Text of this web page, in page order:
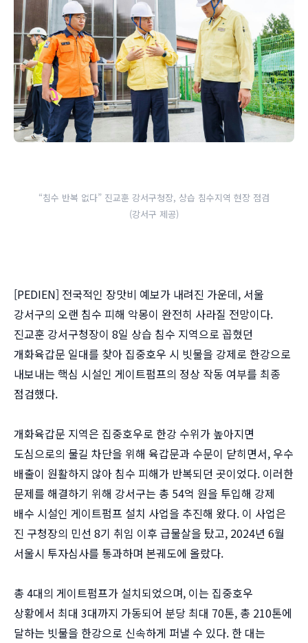
“침수 반복 없다” 진교훈 강서구청장, 상습 침수지역 현장 점검
(강서구 제공)
[PEDIEN] 전국적인 장맛비 예보가 내려진 가운데, 서울
강서구의 오랜 침수 피해 악몽이 완전히 사라질 전망이다.
진교훈 강서구청장이 8일 상습 침수 지역으로 꼽혔던
개화육갑문 일대를 찾아 집중호우 시 빗물을 강제로 한강으로
내보내는 핵심 시설인 게이트펌프의 정상 작동 여부를 최종
점검했다.
개화육갑문 지역은 집중호우로 한강 수위가 높아지면
도심으로의 물길 차단을 위해 육갑문과 수문이 닫히면서, 우수
배출이 원활하지 않아 침수 피해가 반복되던 곳이었다. 이러한
문제를 해결하기 위해 강서구는 총 54억 원을 투입해 강제
배수 시설인 게이트펌프 설치 사업을 추진해 왔다. 이 사업은
진 구청장의 민선 8기 취임 이후 급물살을 탔고, 2024년 6월
서울시 투자심사를 통과하며 본궤도에 올랐다.
총 4대의 게이트펌프가 설치되었으며, 이는 집중호우
상황에서 최대 3대까지 가동되어 분당 최대 70톤, 총 210톤에
달하는 빗물을 한강으로 신속하게 퍼낼 수 있다. 한 대는